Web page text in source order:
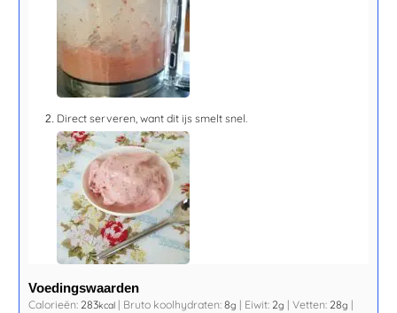
Direct serveren, want dit ijs smelt snel.
Voedingswaarden
Calorieën: 283kcal | Bruto koolhydraten:8g | Eiwit: 2g |Vetten: 28g |